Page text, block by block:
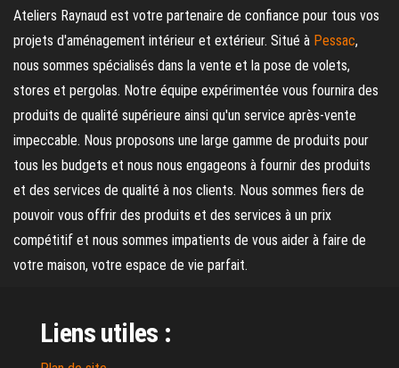
Ateliers Raynaud est votre partenaire de confiance pour tous vos
projets d'aménagement intérieur et extérieur. Situé à Pessac,
nous sommes spécialisés dans la vente et la pose de volets,
stores et pergolas. Notre équipe expérimentée vous fournira des
produits de qualité supérieure ainsi qu'un service après-vente
impeccable. Nous proposons une large gamme de produits pour
tous les budgets et nous nous engageons à fournir des produits
et des services de qualité à nos clients. Nous sommes fiers de
pouvoir vous offrir des produits et des services à un prix
compétitif et nous sommes impatients de vous aider à faire de
votre maison, votre espace de vie parfait.
Liens utiles :